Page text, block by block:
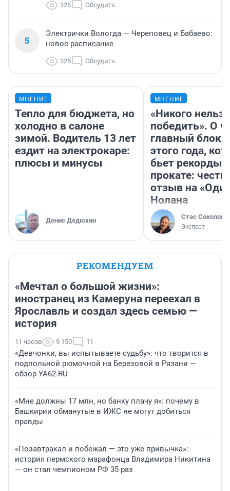
326 Обсудить
5
Электрички Вологда — Череповец и Бабаево:
новое расписание
325 Обсудить
МНЕНИЕ
Тепло для бюджета, но
холодно в салоне
зимой. Водитель 13 лет
ездит на электрокаре:
плюсы и минусы
Денис Дедюхин
МНЕНИЕ
«Никого нельзя
победить». О
главный
этого года,
бьет рекорды в
прокате:
отзыв на
Нолана
Стас Соколов
Эксперт
РЕКОМЕНДУЕМ
«Мечтал о большой жизни»:
иностранец из Камеруна переехал в
Ярославль и создал здесь семью —
история
11 часов 9 150 11
«Девчонки, вы испытываете судьбу»: что творится в
подпольной рюмочной на Березовой в Рязани —
обзор YA62.RU
«Мне должны 17 млн, но банку плачу я»: почему в
Башкирии обманутые в ИЖС не могут добиться
правды
«Позавтракал и побежал — это уже привычка»:
история пермского марафонца Владимира Никитина
— он стал чемпионом РФ 35 раз